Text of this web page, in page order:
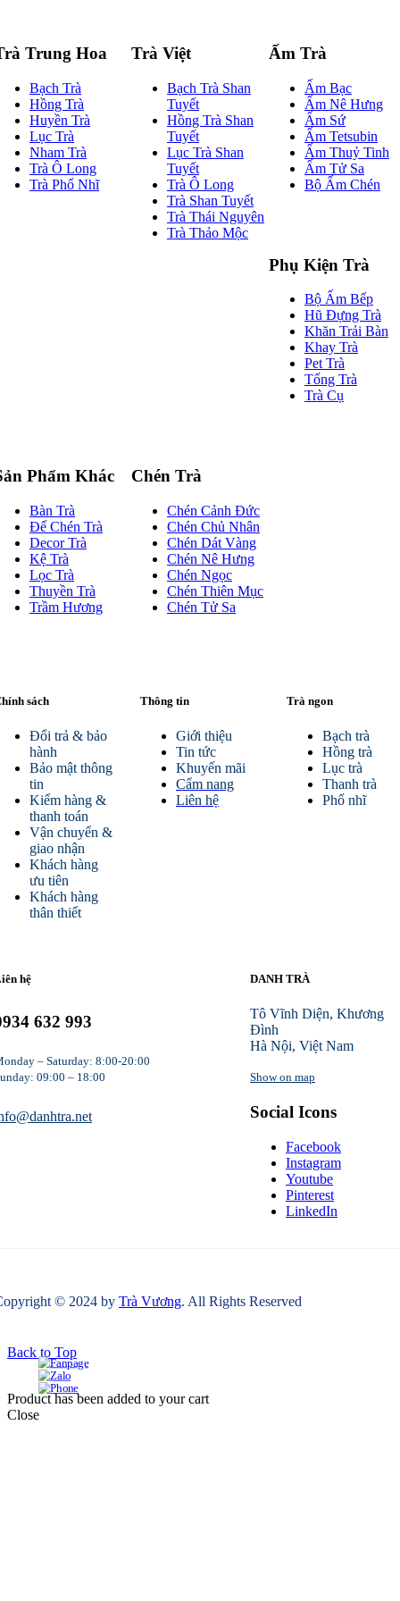
Trung Hoa
Bạch Trà
Hồng Trà
Huyền Trà
Lục Trà
Nham Trà
Trà Ô Long
Trà Phổ Nhĩ
Trà Việt
Bạch Trà Shan
Tuyết
Hồng Trà Shan
Tuyết
Lục Trà Shan
Tuyết
Trà Ô Long
Trà Shan Tuyết
Trà Thái Nguyên
Trà Thảo Mộc
Ấm Trà
Ấm Bạc
Ấm Nê Hưng
Ấm Sứ
Ấm Tetsubin
Ấm Thuỷ Tinh
Ấm Tử Sa
Bộ Ấm Chén
Phụ Kiện Trà
Bộ Ấm Bếp
Hũ Đựng Trà
Khăn Trải Bàn
Khay Trà
Pet Trà
Tống Trà
Trà Cụ
Phẩm Khác
Bàn Trà
Đế Chén Trà
Decor Trà
Kệ Trà
Lọc Trà
Thuyền Trà
Trầm Hương
Chén Trà
Chén Cảnh Đức
Chén Chủ Nhân
Chén Dát Vàng
Chén Nê Hưng
Chén Ngọc
Chén Thiên Mục
Chén Tử Sa
sách
Đổi trả & bảo
hành
Bảo mật thông
tin
Kiểm hàng &
thanh toán
Vận chuyển &
giao nhận
Khách hàng
ưu tiên
Khách hàng
thân thiết
Thông tin
Giới thiệu
Tin tức
Khuyến mãi
Cẩm nang
Liên hệ
Trà ngon
Bạch trà
Hồng trà
Lục trà
Thanh trà
Phổ nhĩ
hệ
632 993
– Saturday: 8:00-20:00
09:00 – 18:00
DANH TRÀ
Tô Vĩnh Diện, Khương
Đình
Hà Nội, Việt Nam
Show on map
Social Icons
Facebook
Instagram
Youtube
Pinterest
LinkedIn
© 2024 by Trà Vương. All Rights Reserved
Back to Top
Product has been added to your cart
Close